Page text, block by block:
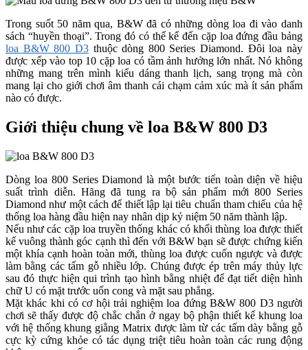
Trong suốt 50 năm qua, B&W đã có những dòng loa đi vào danh
sách “huyền thoại”. Trong đó có thể kể đến cặp loa đứng đầu bảng
loa B&W 800 D3thuộc dòng 800 Series Diamond. Đôi loa này
được xếp vào top 10 cặp loa có tầm ảnh hưởng lớn nhất. Nó không
những mang trên mình kiểu dáng thanh lịch, sang trọng mà còn
mang lại cho giới chơi âm thanh cái chạm cảm xúc mà ít sản phẩm
nào có được.
Giới thiệu chung về loa B&W 800 D3
Dòng loa 800 Series Diamond là một bước tiến toàn diện về hiệu
suất trình diễn. Hãng đã tung ra bộ sản phẩm mới 800 Series
Diamond như một cách để thiết lập lại tiêu chuẩn tham chiếu của hệ
thống loa hàng đầu hiện nay nhân dịp kỷ niệm 50 năm thành lập.
Nếu như các cặp loa truyền thống khác có khối thùng loa được thiết
kế vuông thành góc cạnh thì đến với B&W bạn sẽ được chứng kiến
một khía cạnh hoàn toàn mới, thùng loa được cuốn ngược và được
làm bằng các tấm gỗ nhiều lớp. Chúng được ép trên máy thủy lực
sau đó thực hiện qui trình tạo hình bằng nhiệt để đạt tiết diện hình
chữ U có mặt trước uốn cong và mặt sau phẳng.
Mặt khác khi có cơ hội trải nghiệm loa đứng B&W 800 D3 người
chơi sẽ thấy được độ chắc chắn ở ngay bộ phận thiết kế khung loa
với hệ thống khung giằng Matrix được làm từ các tấm dày bằng gỗ
cực kỳ cứng khỏe có tác dụng triệt tiêu hoàn toàn các rung động